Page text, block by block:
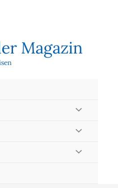
Magazin